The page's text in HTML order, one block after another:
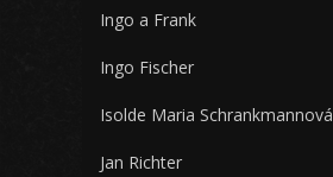
Ingo a Frank
Ingo Fischer
Isolde Maria Schrankmannová
Jan Richter